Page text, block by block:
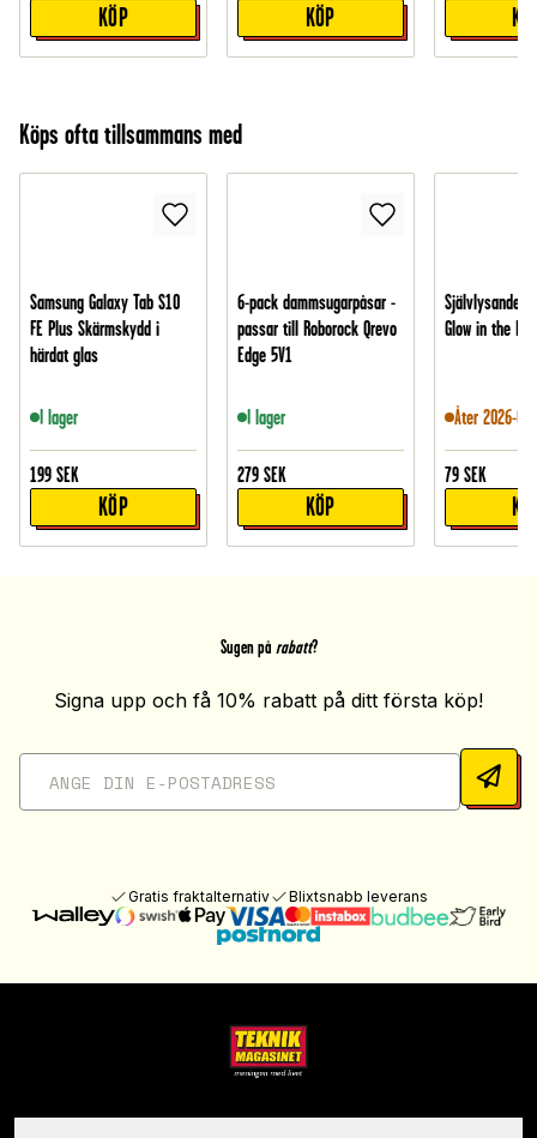
KÖP KÖP
Köps ofta tillsammans med
Samsung Galaxy Tab S10
FE Plus Skärmskydd i
härdat glas
I lager
199 SEK
KÖP
6-pack dammsugarpåsar -
passar till Roborock Qrevo
Edge 5V1
I lager
279 SEK
KÖP
Självlysande
Glow in the
Åter 2026-
79 SEK
Sugen på rabatt?
Signa upp och få 10% rabatt på ditt första köp!
Gratis fraktalternativ Blixtsnabb leverans